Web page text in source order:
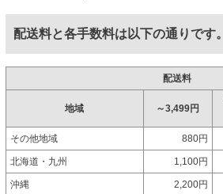
配送料と各手数料は以下の通りです。
配送料
地域 ～3,499円
その他地域 880円
北海道・九州 1,100円
沖縄 2,200円